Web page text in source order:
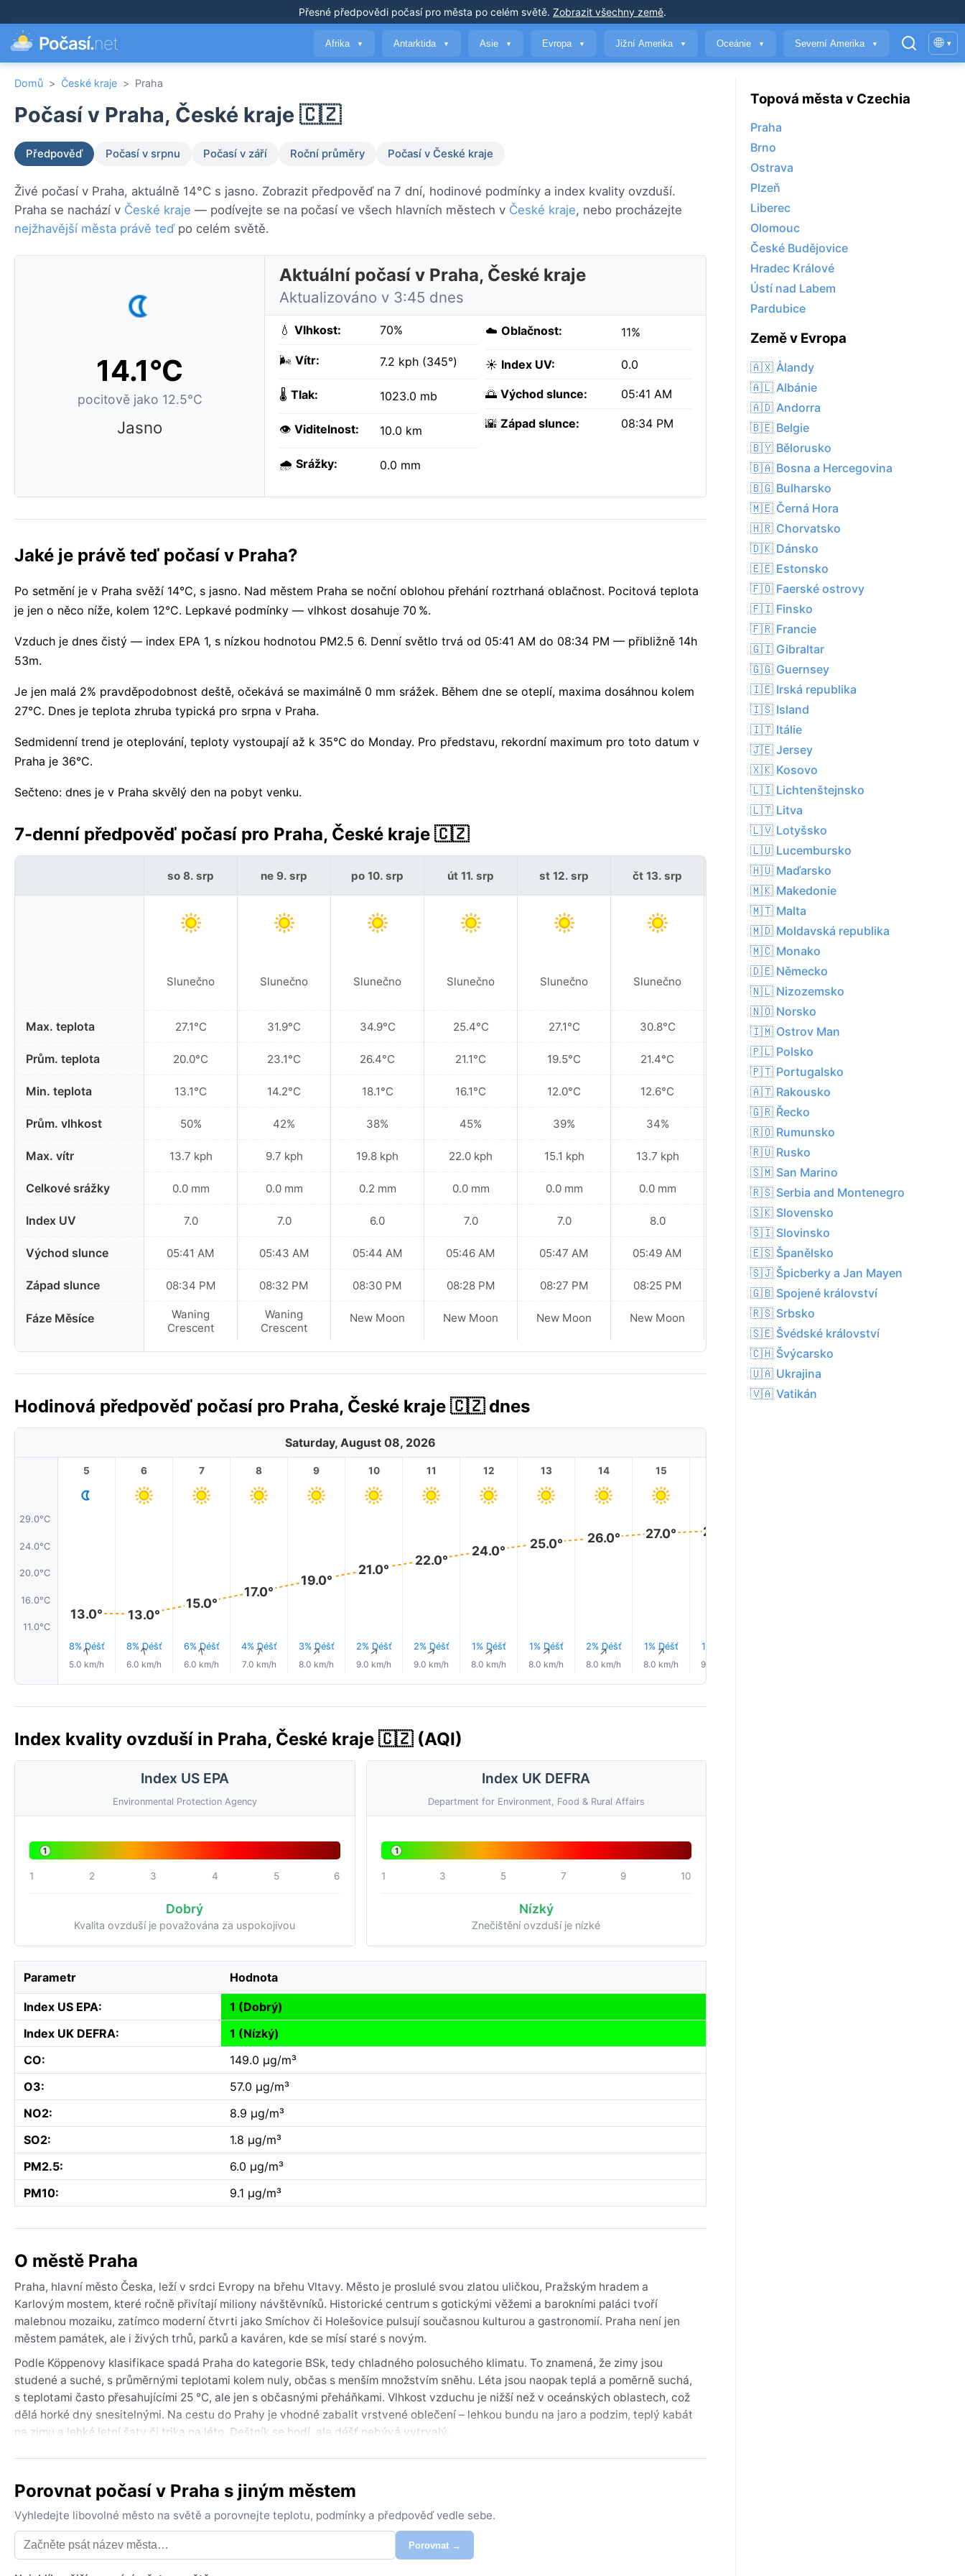
Přesné předpovědi počasípro města po celém světě. Zobrazit všechny země.
Počasí.net Afrika ▼ Antarktida ▼ Asie ▼ Evropa ▼ Jižní Amerika ▼ Oceánie ▼ Severní Amerika ▼ 🌐 ▾
Domů > České kraje > Praha
Počasí v Praha, České kraje 🇨🇿
Předpověď Počasí v srpnu Počasí v září Roční průměry Počasí v České kraje
Živé počasí v Praha, aktuálně 14°C s jasno. Zobrazit předpověď na 7 dní, hodinové podmínky a index kvality ovzduší.
Praha se nachází v České kraje — podívejte se na počasí ve všech hlavních městech v České kraje, nebo procházejte
nejžhavější města právě teďpo celém světě.
14.1°C
pocitově jako 12.5°C
Jasno
Aktuální počasí v Praha, České kraje
Aktualizováno v 3:45 dnes
💧 Vlhkost: 70%
🌬️ Vítr: 7.2 kph (345°)
🌡️ Tlak: 1023.0 mb
👁️ Viditelnost: 10.0 km
🌧️ Srážky: 0.0 mm
☁️ Oblačnost: 11%
☀️ Index UV: 0.0
🌅 Východ slunce: 05:41 AM
🌇 Západ slunce: 08:34 PM
Jaké je právě teď počasí v Praha?
Po setmění je v Praha svěží 14°C, s jasno. Nad městem Praha se noční oblohou přehání roztrhaná oblačnost. Pocitová teplota
je jen o něco níže, kolem 12°C. Lepkavé podmínky — vlhkost dosahuje 70 %.
Vzduch je dnes čistý — index EPA 1, s nízkou hodnotou PM2.5 6. Denní světlo trvá od 05:41 AM do 08:34 PM — přibližně 14h
53m.
Je jen malá 2% pravděpodobnost deště, očekává se maximálně 0 mm srážek. Během dne se oteplí, maxima dosáhnou kolem
27°C. Dnes je teplota zhruba typická pro srpna v Praha.
Sedmidenní trend je oteplování, teploty vystoupají až k 35°C do Monday. Pro představu, rekordní maximum pro toto datum v
Praha je 36°C.
Sečteno: dnes je v Praha skvělý den na pobyt venku.
7-denní předpověď počasí pro Praha, České kraje 🇨🇿
Max. teplota
Prům. teplota
Min. teplota
Prům. vlhkost
Max. vítr
Celkové srážky
Index UV
Východ slunce
Západ slunce
Fáze Měsíce
so 8. srp
Slunečno
27.1°C
20.0°C
13.1°C
50%
13.7 kph
0.0 mm
7.0
05:41 AM
08:34 PM
Waning
Crescent
ne 9. srp
Slunečno
31.9°C
23.1°C
14.2°C
42%
9.7 kph
0.0 mm
7.0
05:43 AM
08:32 PM
Waning
Crescent
po 10. srp
Slunečno
34.9°C
26.4°C
18.1°C
38%
19.8 kph
0.2 mm
6.0
05:44 AM
08:30 PM
New Moon
út 11. srp
Slunečno
25.4°C
21.1°C
16.1°C
45%
22.0 kph
0.0 mm
7.0
05:46 AM
08:28 PM
New Moon
st 12. srp
Slunečno
27.1°C
19.5°C
12.0°C
39%
15.1 kph
0.0 mm
7.0
05:47 AM
08:27 PM
New Moon
čt 13. srp
Slunečno
30.8°C
21.4°C
12.6°C
34%
13.7 kph
0.0 mm
8.0
05:49 AM
08:25 PM
New Moon
pá 14. srp
34.6°C
25.0°C
15.7°C
31%
8.6 kph
0.0 mm
8.0
05:50 AM
08:23 PM
Waxing
Crescent
Hodinová předpověď počasí pro Praha, České kraje 🇨🇿 dnes
Saturday, August 08, 2026
29.0°C
24.0°C
20.0°C
16.0°C
11.0°C
5
13.0°
8% Déšť
↑
5.0 km/h
6
13.0°
8% Déšť
↑
6.0 km/h
7
15.0°
6% Déšť
↑
6.0 km/h
8
17.0°
4% Déšť
↑
7.0 km/h
9
19.0°
3% Déšť
↑
8.0 km/h
10
21.0°
2% Déšť
↑
9.0 km/h
11
22.0°
2% Déšť
↑
9.0 km/h
12
24.0°
1% Déšť
↑
8.0 km/h
13
25.0°
1% Déšť
↑
8.0 km/h
14
26.0°
2% Déšť
↑
8.0 km/h
15
27.0°
1% Déšť
↑
8.0 km/h
27.0°
1% Déšť
9.0 km/h
Index kvality ovzduší in Praha, České kraje 🇨🇿 (AQI)
Index US EPA
Environmental Protection Agency
1
1 2 3 4 5 6
Dobrý
Kvalita ovzduší je považována za uspokojivou
Index UK DEFRA
Department for Environment, Food & Rural Affairs
1
1 3 5 7 9 10
Nízký
Znečištění ovzduší je nízké
Parametr Hodnota
Index US EPA:
1 (Dobrý)
Index UK DEFRA:
1 (Nízký)
CO:
149.0 µg/m³
O3:
57.0 µg/m³
NO2:
8.9 µg/m³
SO2:
1.8 µg/m³
PM2.5:
6.0 µg/m³
PM10:
9.1 µg/m³
O městě Praha
Praha, hlavní město Česka, leží v srdci Evropy na břehu Vltavy. Město je proslulé svou zlatou uličkou, Pražským hradem a
Karlovým mostem, které ročně přivítají miliony návštěvníků. Historické centrum s gotickými věžemi a barokními paláci tvoří
malebnou mozaiku, zatímco moderní čtvrti jako Smíchov či Holešovice pulsují současnou kulturou a gastronomií. Praha není jen
městem památek, ale i živých trhů, parků a kaváren, kde se mísí staré s novým.
Podle Köppenovy klasifikace spadá Praha do kategorie BSk, tedy chladného polosuchého klimatu. To znamená, že zimy jsou
studené a suché, s průměrnými teplotami kolem nuly, občas s menším množstvím sněhu. Léta jsou naopak teplá a poměrně suchá,
s teplotami často přesahujícími 25 °C, ale jen s občasnými přeháňkami. Vlhkost vzduchu je nižší než v oceánských oblastech, což
dělá horké dny snesitelnými. Na cestu do Prahy je vhodné zabalit vrstvené oblečení – lehkou bundu na jaro a podzim, teplý kabát
na zimu a lehké letní šaty či trika na léto. Deštník se hodí, ale déšť nebývá vytrvalý.
Nejlepší doba k návštěvě je od května do září, kdy jsou dny dlouhé a teploty příjemné. I když je podzim barevný a jaro kouzelné,
sněhové kalamity jsou vzácné. Pražské léto může přinést ojedinělé bouřky, nikoliv však monzuny či hurikány. Pro milovníky
suchého a slunečného počasí je ideální červenec a srpen, kdy je riziko deště nejnižší.
Porovnat počasí v Praha s jiným městem
Vyhledejte libovolné město na světě a porovnejte teplotu, podmínky a předpověď vedle sebe.
Porovnat →
Topová města v Czechia
Praha
Brno
Ostrava
Plzeň
Liberec
Olomouc
České Budějovice
Hradec Králové
Ústí nad Labem
Pardubice
Země v Evropa
🇦🇽 Ålandy
🇦🇱 Albánie
🇦🇩 Andorra
🇧🇪 Belgie
🇧🇾 Bělorusko
🇧🇦 Bosna a Hercegovina
🇧🇬 Bulharsko
🇲🇪 Černá Hora
🇭🇷 Chorvatsko
🇩🇰 Dánsko
🇪🇪 Estonsko
🇫🇴 Faerské ostrovy
🇫🇮 Finsko
🇫🇷 Francie
🇬🇮 Gibraltar
🇬🇬 Guernsey
🇮🇪 Irská republika
🇮🇸 Island
🇮🇹 Itálie
🇯🇪 Jersey
🇽🇰 Kosovo
🇱🇮 Lichtenštejnsko
🇱🇹 Litva
🇱🇻 Lotyšsko
🇱🇺 Lucembursko
🇭🇺 Maďarsko
🇲🇰 Makedonie
🇲🇹 Malta
🇲🇩 Moldavská republika
🇲🇨 Monako
🇩🇪 Německo
🇳🇱 Nizozemsko
🇳🇴 Norsko
🇮🇲 Ostrov Man
🇵🇱 Polsko
🇵🇹 Portugalsko
🇦🇹 Rakousko
🇬🇷 Řecko
🇷🇴 Rumunsko
🇷🇺 Rusko
🇸🇲 San Marino
🇷🇸 Serbia and Montenegro
🇸🇰 Slovensko
🇸🇮 Slovinsko
🇪🇸 Španělsko
🇸🇯 Špicberky a Jan Mayen
🇬🇧 Spojené království
🇷🇸 Srbsko
🇸🇪 Švédské království
🇨🇭 Švýcarsko
🇺🇦 Ukrajina
🇻🇦 Vatikán